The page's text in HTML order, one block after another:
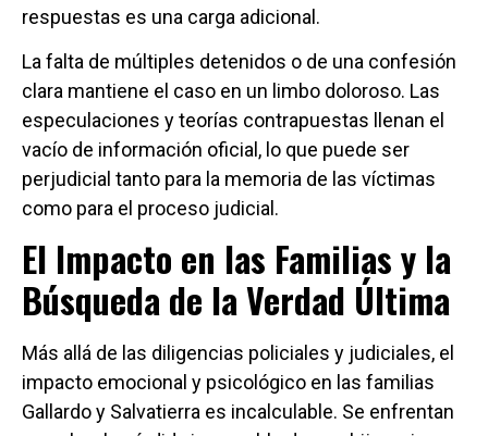
respuestas es una carga adicional.
La falta de múltiples detenidos o de una confesión
clara mantiene el caso en un limbo doloroso. Las
especulaciones y teorías contrapuestas llenan el
vacío de información oficial, lo que puede ser
perjudicial tanto para la memoria de las víctimas
como para el proceso judicial.
El Impacto en las Familias y la
Búsqueda de la Verdad Última
Más allá de las diligencias policiales y judiciales, el
impacto emocional y psicológico en las familias
Gallardo y Salvatierra es incalculable. Se enfrentan